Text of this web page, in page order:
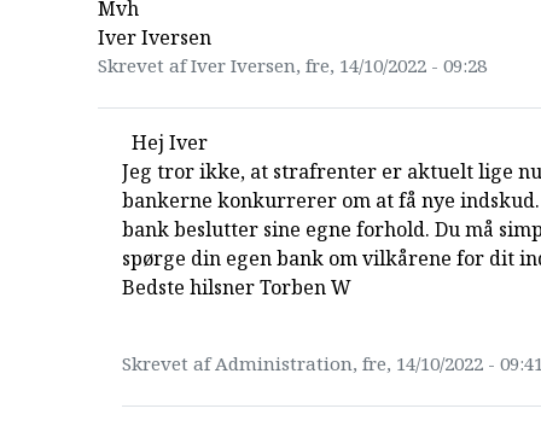
Mvh
Iver Iversen
Skrevet af Iver Iversen, fre, 14/10/2022 - 09:28
Hej Iver
Jeg tror ikke, at strafrenter er aktuelt lige
bankerne konkurrerer om at få nye
bank beslutter sine egne forhold. Du må
spørge din egen bank om vilkårene for dit
Bedste hilsner Torben W
Skrevet af Administration, fre, 14/10/2022 -